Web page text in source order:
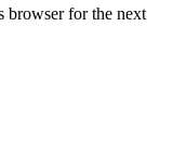
browser for the next